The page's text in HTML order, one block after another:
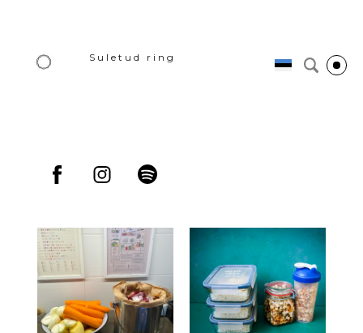
Suletud ring